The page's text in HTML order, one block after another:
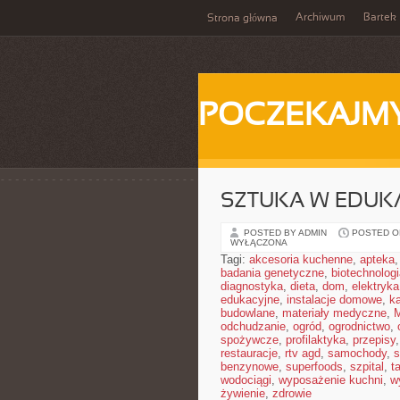
Strona główna Archiwum Bartek
SZTUKA W
POSTED BY ADMIN POSTED
WYŁĄCZONA
Tagi: akcesoria kuchenne, apteka,
badania genetyczne,
diagnostyka, dieta, dom, elektryka
edukacyjne, instalacje domowe,
budowlane, materiały medyczne,
odchudzanie, ogród, ogrodnictwo,
spożywcze, profilaktyka, przepisy,
restauracje, rtv agd, samochody,
benzynowe, superfoods, szpital ,
wodociągi, wyposażenie kuchni,
żywienie, zdrowie